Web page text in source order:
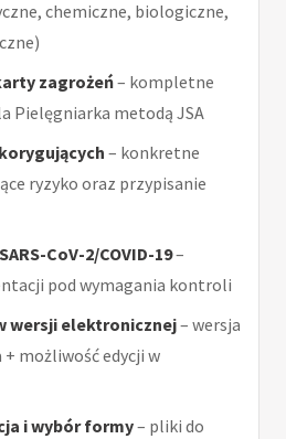
chemiczne, biologiczne,
zagrożeń– kompletne
Pielęgniarka metodą JSA
– konkretne
ryzyko oraz przypisanie
CoV-2/COVID-19–
pod wymagania kontroli
wersji elektronicznej– wersja
możliwość edycji w
i wybór formy– pliki do